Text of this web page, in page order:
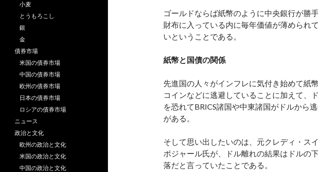
ゴールドならば紙幣のように中央銀行が勝
財布に入っている内に毎年価値が薄められ
いということである。
紙幣と国債の関係
先進国の人々がインフレに気付き始めて紙
コインなどに逃避していることに加えて、
を恐れてBRICS諸国や中東諸国がドルから
がある。
そして思い出したいのは、元クレディ・ス
ポジャール氏が、ドル離れの結果はドルの
落だと言っていたことである。
小麦
とうもろこし
銀
金
債券市場
米国の債券市場
中国の債券市場
欧州の債券市場
日本の債券市場
ロシアの債券市場
ニュース
政治と文化
欧州の政治と文化
米国の政治と文化
中国の政治と文化